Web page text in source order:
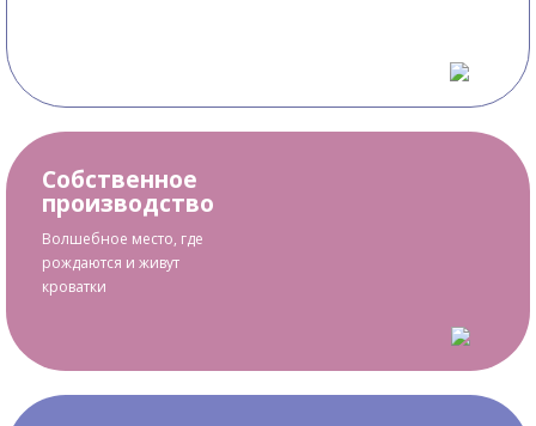
Собственное
производство
Волшебное место, где
рождаются и живут
кроватки